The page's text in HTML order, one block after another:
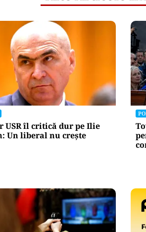
USR îl critică dur pe Ilie
Un liberal nu crește